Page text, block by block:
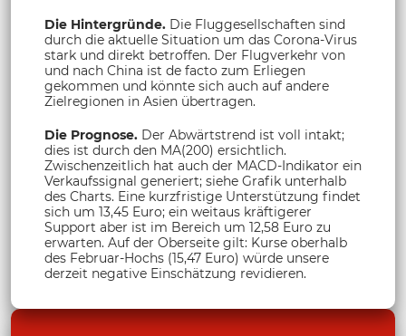
Die Hintergründe. Die Fluggesellschaften sind
durch die aktuelle Situation um das Corona-Virus
stark und direkt betroffen. Der Flugverkehr von
und nach China ist de facto zum Erliegen
gekommen und könnte sich auch auf andere
Zielregionen in Asien übertragen.
Die Prognose. Der Abwärtstrend ist voll intakt;
dies ist durch den MA(200) ersichtlich.
Zwischenzeitlich hat auch der MACD-Indikator ein
Verkaufssignal generiert; siehe Grafik unterhalb
des Charts. Eine kurzfristige Unterstützung findet
sich um 13,45 Euro; ein weitaus kräftigerer
Support aber ist im Bereich um 12,58 Euro zu
erwarten. Auf der Oberseite gilt: Kurse oberhalb
des Februar-Hochs (15,47 Euro) würde unsere
derzeit negative Einschätzung revidieren.